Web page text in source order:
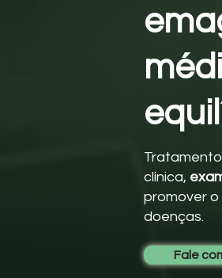
clínica,
promover
doenças.
Fale